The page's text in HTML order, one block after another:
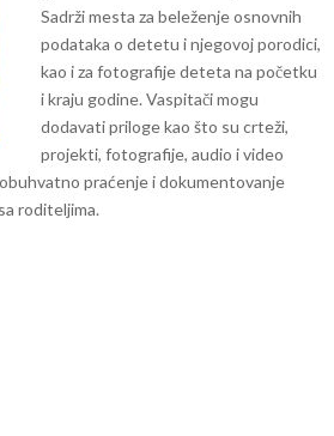
Sadrži mesta za beleženje osnovnih
podataka o detetu i njegovoj porodici,
kao i za fotografije deteta na početku
i kraju godine. Vaspitači mogu
dodavati priloge kao što su crteži,
projekti, fotografije, audio i video
praćenje i dokumentovanje
roditeljima.